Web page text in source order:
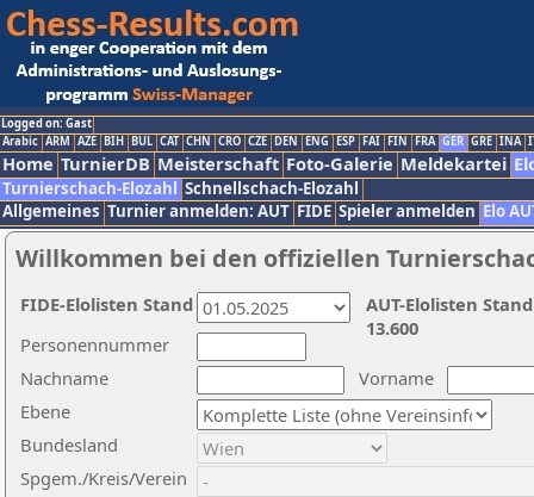
Logged on: Gast
Arabic ARM AZE BIH BUL CAT CHN CRO CZE DEN ENG ESP FAI FIN FRA GER GRE INA
Home TurnierDB Meisterschaft Foto-Galerie Meldekartei
Turnierschach-Elozahl Schnellschach-Elozahl
Allgemeines Turnier anmelden: AUT FIDE Spieler anmelden Elo
Willkommen bei den offiziellen
Nachname
Vorname
Ebene
Personennummer
Bundesland
Spgem./Kreis/Verein
AUT-Elolisten
13.600
FIDE-Elolisten Stand